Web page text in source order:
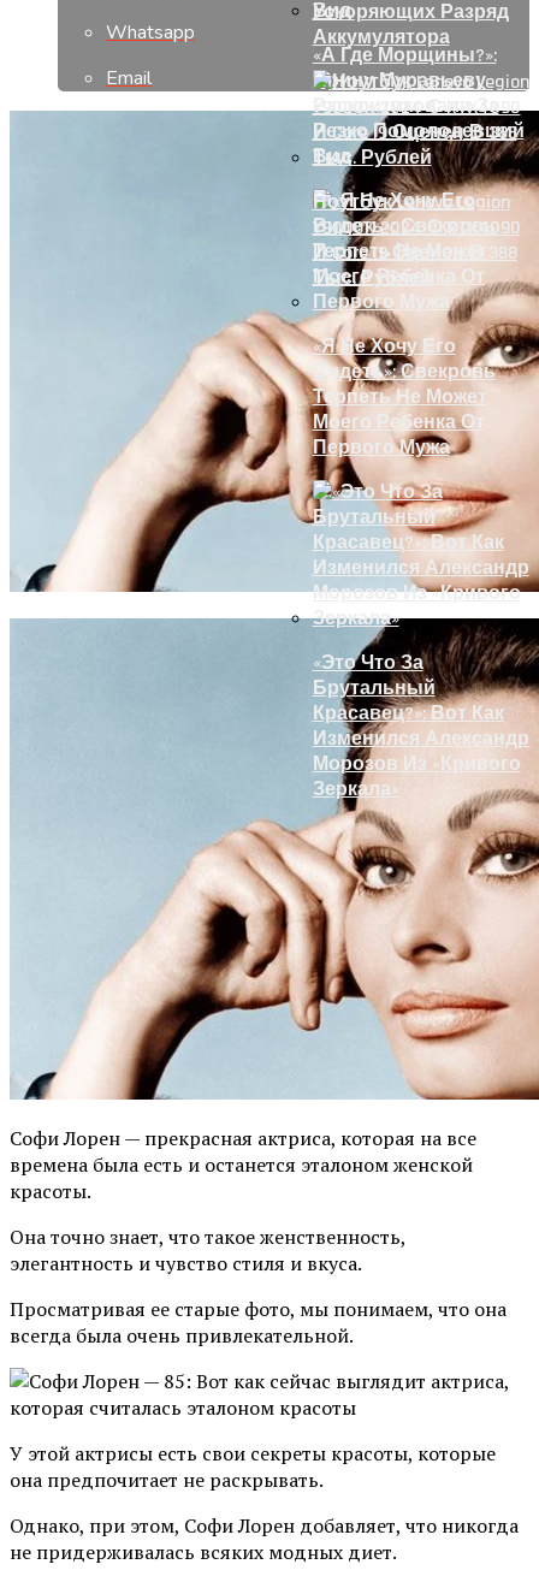
«А Где Морщины?»:
Ирину Муравьеву
Раскритиковали За
Резко Помолодевший
Вид
«Я Не Хочу Его
Видеть»: Свекровь
Терпеть Не Может
Моего Ребенка От
Первого Мужа
«Это Что За
Брутальный
Красавец?»: Вот Как
Изменился Александр
Морозов Из «Кривого
Зеркала»
Ускоряющих Разряд
Аккумулятора
Ноутбук Lenovo Legion
Y9000K 2024 С RTX4090
И Core I9 Оценен В 388
Тыс. Рублей
Whatsapp
Email
Софи Лорен — прекрасная актриса, которая на все
времена была есть и останется эталоном женской
красоты.
Она точно знает, что такое женственность,
элегантность и чувство стиля и вкуса.
Просматривая ее старые фото, мы понимаем, что она
всегда была очень привлекательной.
У этой актрисы есть свои секреты красоты, которые
она предпочитает не раскрывать.
Однако, при этом, Софи Лорен добавляет, что никогда
не придерживалась всяких модных диет.